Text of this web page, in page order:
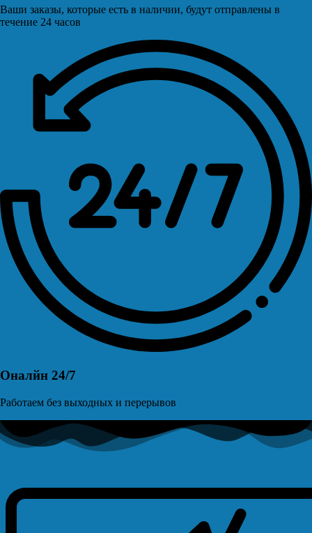
Ваши заказы, которые есть в наличии, будут отправлены в
течение 24 часов
Оналйн 24/7
Работаем без выходных и перерывов